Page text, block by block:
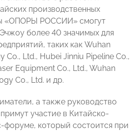
производственных
«ОПОРЫ РОССИИ» смогут
более 40 значимых для
таких как Wuhan
Co., Ltd., Hubei Jinniu Pipeline Co.,
Equipment Co., Ltd., Wuhan
Co., Ltd. и др.
а также руководство
участие в Китайско-
форуме, который состоится при